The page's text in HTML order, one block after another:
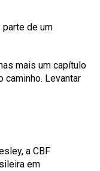
de um
mais um capítulo
caminho. Levantar
a CBF
em